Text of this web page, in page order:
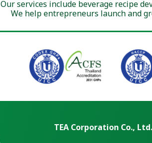
Our services include beverage recipe
We help entrepreneurs launch and
TEA Corporation Co., Ltd.